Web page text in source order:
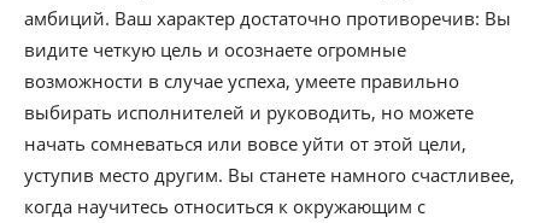
амбиций. Ваш характер достаточно противоречив: Вы
видите четкую цель и осознаете огромные
возможности в случае успеха, умеете правильно
выбирать исполнителей и руководить, но можете
начать сомневаться или вовсе уйти от этой цели,
уступив место другим. Вы станете намного счастливее,
когда научитесь относиться к окружающим с